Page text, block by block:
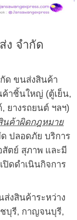
ง จำกัด
ขนส่งสินค้า
าชิ้นใหญ่ (ตู้เย็น,
ยางรถยนต์ ฯลฯ)
นค้าผิดกฎหมาย
ด ปลอดภัย บริการ
ตย์ สุภาพ และมี
ดดำเนินกิจการ
งสินค้าระหว่าง
ชบุรี, กาญจนบุรี,